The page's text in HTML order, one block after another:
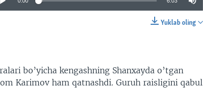
Yuklab oling
bo’yicha kengashning Shanxayda o’tgan
Karimov ham qatnashdi. Guruh raisligini qabul